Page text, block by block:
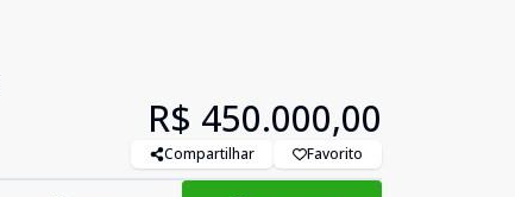
R$ 450.000,00
Compartilhar Favorito